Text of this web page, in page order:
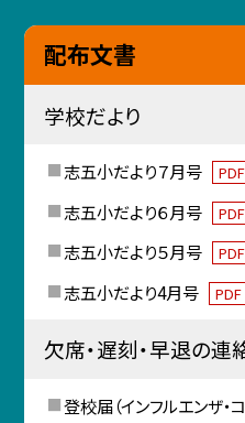
配布文書
学校だより
志五小だより７月号 PDF
志五小だより６月号
PDF
志五小だより５月号
PDF
志五小だより4月号 PDF
欠席・遅刻・早退の連
登校届（インフルエンザ・